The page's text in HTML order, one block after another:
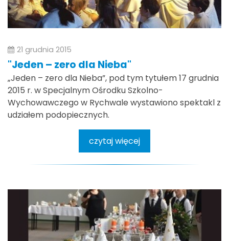
21 grudnia 2015
"Jeden – zero dla Nieba"
„Jeden – zero dla Nieba”, pod tym tytułem 17 grudnia
2015 r. w Specjalnym Ośrodku Szkolno-
Wychowawczego w Rychwale wystawiono spektakl z
udziałem podopiecznych.
czytaj więcej